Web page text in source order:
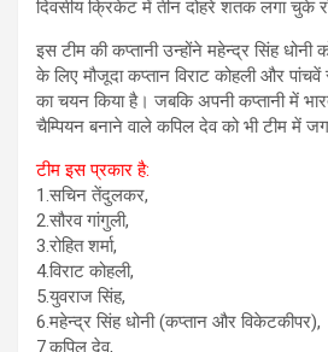
दिवसीय क्रिकेट में तीन दोहरे शतक लगा चुके
इस टीम की कप्तानी उन्होंने महेन्द्र सिंह धोनी
के लिए मौजूदा कप्तान विराट कोहली और
का चयन किया है। जबकि अपनी कप्तानी में
चैम्पियन बनाने वाले कपिल देव को भी टीम में
टीम इस प्रकार है:
1.सचिन तेंदुलकर,
2.सौरव गांगुली,
3.रोहित शर्मा,
4.विराट कोहली,
5.युवराज सिंह,
6.महेन्द्र सिंह धोनी (कप्तान और विकेटकीपर),